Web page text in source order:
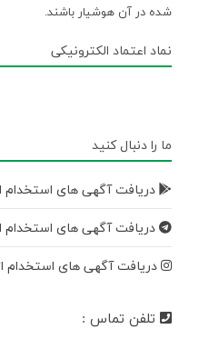
شده در آن هوشیار باشند.
نماد اعتماد الکترونیکی
ما را دنبال کنید
دریافت آگهی های استخدام
دریافت آگهی های استخدام
دریافت آگهی های استخدام
تلفن تماس :